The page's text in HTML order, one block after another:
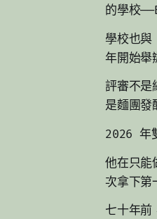
的學校
學校也
年開始舉
評審不是
是麵團發
2026 年
他在只
次拿下第
七十年前